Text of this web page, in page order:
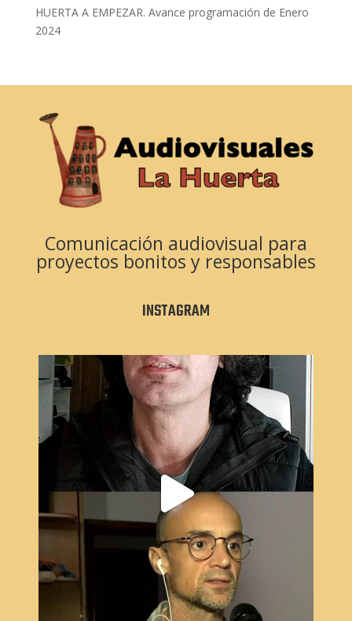
HUERTA A EMPEZAR. Avance programación de Enero
2024
Comunicación audiovisual para
proyectos bonitos y responsables
INSTAGRAM